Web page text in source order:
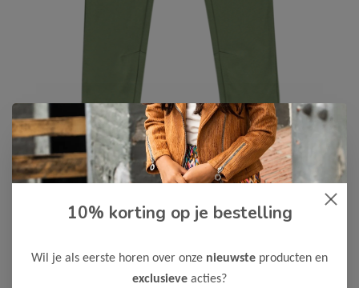
Cars Jeans -50%
17,50 34,99
10% korting op je bestelling
Wil je als eerste horen over onze nieuwste producten en
exclusieve acties?